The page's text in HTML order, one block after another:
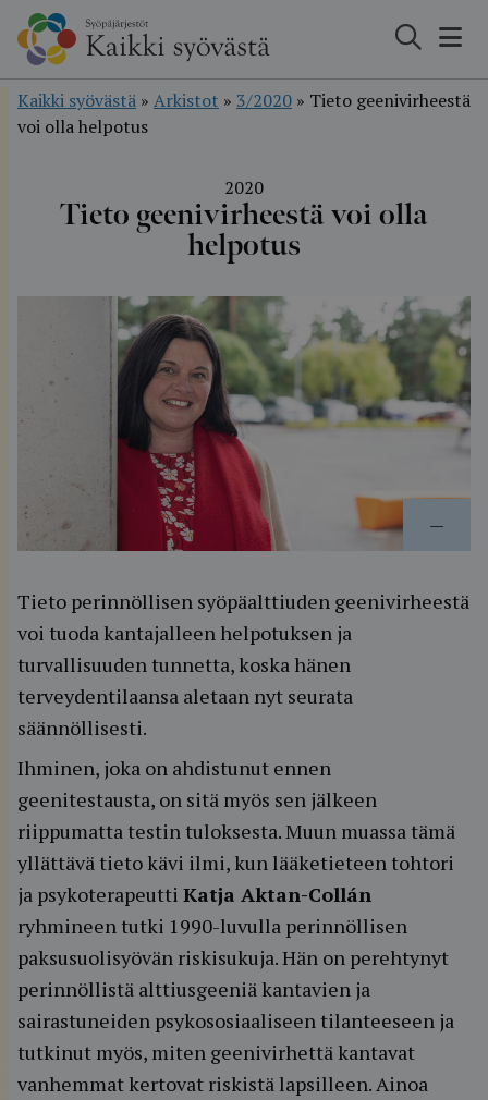
Hyppää
sisältöön
Kaikki syövästä » Arkistot » 3/2020 » Tieto geenivirheestä
voi olla helpotus
2020
Tieto geenivirheestä voi olla
helpotus
—
Tieto perinnöllisen syöpäalttiuden geenivirheestä
voi tuoda kantajalleen helpotuksen ja
turvallisuuden tunnetta, koska hänen
terveydentilaansa aletaan nyt seurata
säännöllisesti.
Ihminen, joka on ahdistunut ennen
geenitestausta, on sitä myös sen jälkeen
riippumatta testin tuloksesta. Muun muassa tämä
yllättävä tieto kävi ilmi, kun lääketieteen tohtori
ja psykoterapeutti Katja Aktan-Collán
ryhmineen tutki 1990-luvulla perinnöllisen
paksusuolisyövän riskisukuja. Hän on perehtynyt
perinnöllistä alttiusgeeniä kantavien ja
sairastuneiden psykososiaaliseen tilanteeseen ja
tutkinut myös, miten geenivirhettä kantavat
vanhemmat kertovat riskistä lapsilleen. Ainoa